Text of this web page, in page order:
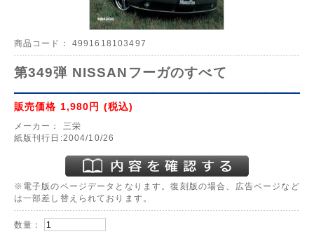
商品コード： 4991618103497
第349弾 NISSANフーガのすべて
販売価格 1,980円 (税込)
メーカー：
三栄
紙版刊行日:2004/10/26
※電子版のページデータとなります。復刻版の場合、広告ページなど
は一部差し替えられております。
数量：